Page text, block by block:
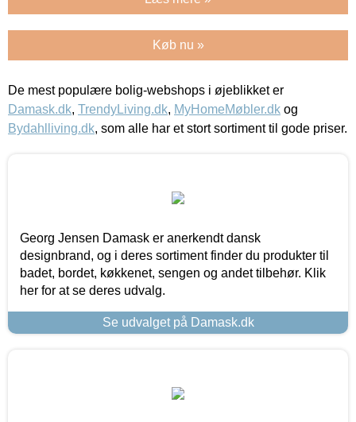
Køb nu »
De mest populære bolig-webshops i øjeblikket er
Damask.dk, TrendyLiving.dk, MyHomeMøbler.dk og
Bydahlliving.dk, som alle har et stort sortiment til gode priser.
Georg Jensen Damask er anerkendt dansk
designbrand, og i deres sortiment finder du produkter til
badet, bordet, køkkenet, sengen og andet tilbehør. Klik
her for at se deres udvalg.
Se udvalget på Damask.dk